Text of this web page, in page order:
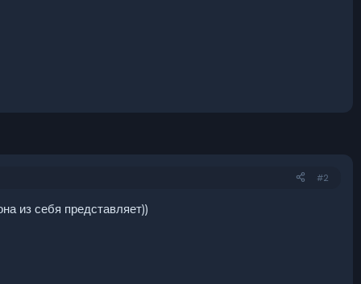
#2
из себя представляет))